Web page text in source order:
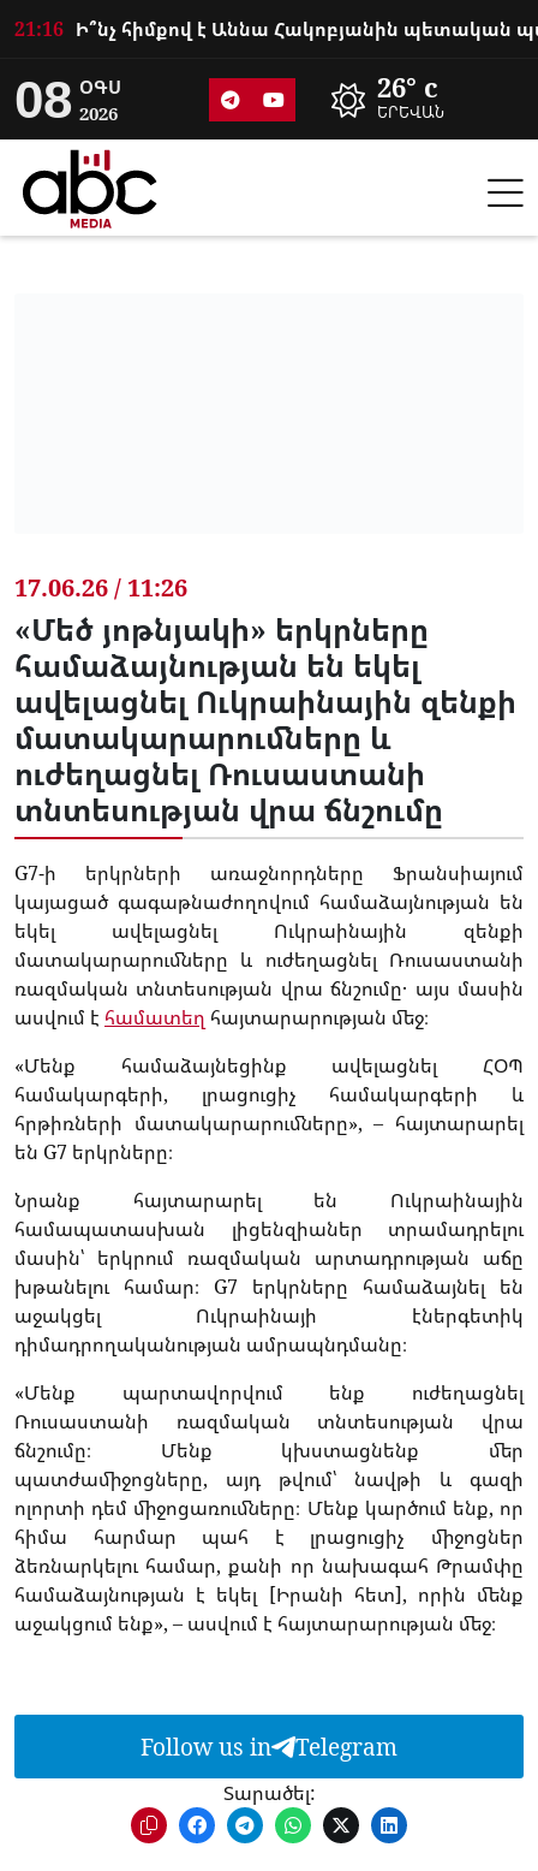
21:16
08 ՕԳՍ
2026
26° c
ԵՐԵՎԱՆ
17.06.26 / 11:26
«Մեծ յոթնյակի» երկրները
համաձայնության են եկել
ավելացնել Ուկրաինային զենքի
մատակարարումները և
ուժեղացնել Ռուսաստանի
տնտեսության վրա ճնշումը
G7-ի երկրների առաջնորդները Ֆրանսիայում
կայացած գագաթնաժողովում համաձայնության են
եկել ավելացնել Ուկրաինային զենքի
մատակարարումները և ուժեղացնել Ռուսաստանի
ռազմական տնտեսության վրա ճնշումը․ այս մասին
ասվում է համատեղ հայտարարության մեջ։
«Մենք համաձայնեցինք ավելացնել ՀՕՊ
համակարգերի, լրացուցիչ համակարգերի և
հրթիռների մատակարարումները», – հայտարարել
են G7 երկրները։
Նրանք հայտարարել են Ուկրաինային
համապատասխան լիցենզիաներ տրամադրելու
մասին՝ երկրում ռազմական արտադրության աճը
խթանելու համար։ G7 երկրները համաձայնել են
աջակցել Ուկրաինայի էներգետիկ
դիմադրողականության ամրապնդմանը։
«Մենք պարտավորվում ենք ուժեղացնել
Ռուսաստանի ռազմական տնտեսության վրա
ճնշումը։ Մենք կխստացնենք մեր
պատժամիջոցները, այդ թվում՝ նավթի և գազի
ոլորտի դեմ միջոցառումները։ Մենք կարծում ենք, որ
հիմա հարմար պահ է լրացուցիչ միջոցներ
ձեռնարկելու համար, քանի որ նախագահ Թրամփը
համաձայնության է եկել [Իրանի հետ], որին մենք
աջակցում ենք», – ասվում է հայտարարության մեջ։
Follow us in Telegram
Տարածել: